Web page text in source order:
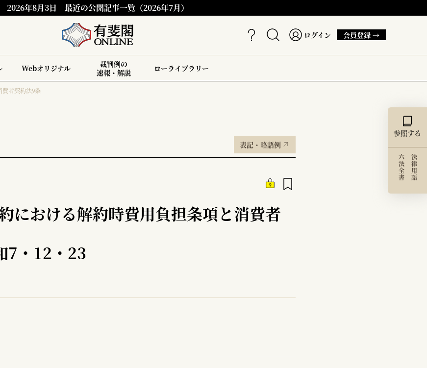
2026年8月3日 最近の公開記事一覧（2026年7月）
ログイン 会員登録 →
Webオリジナル
裁判例の
速報・解説
ローライブラリー
者契約法9条
表記・略語例
における解約時費用負担条項と消費者
7・12・23
参照する
法律用語
六法全書